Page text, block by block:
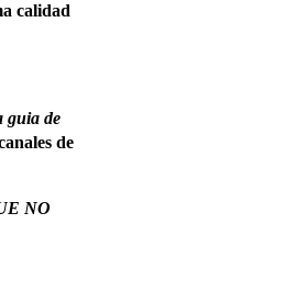
calidad
guia de
de
NO